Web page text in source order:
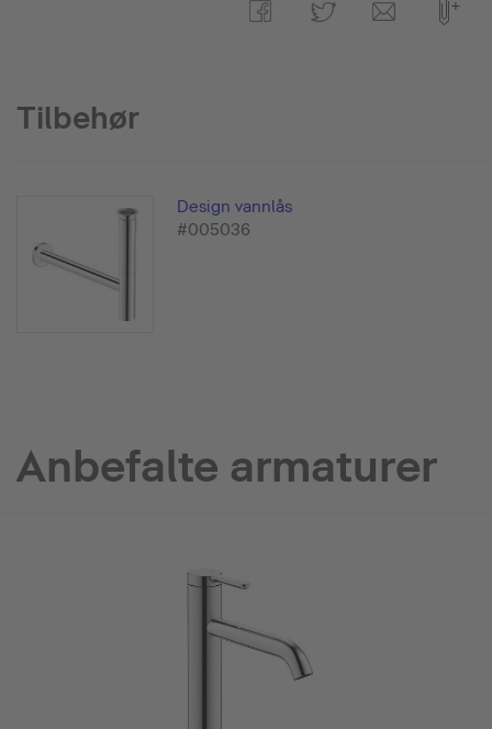
Tilbehør
Design vannlås
#005036
Anbefalte armaturer